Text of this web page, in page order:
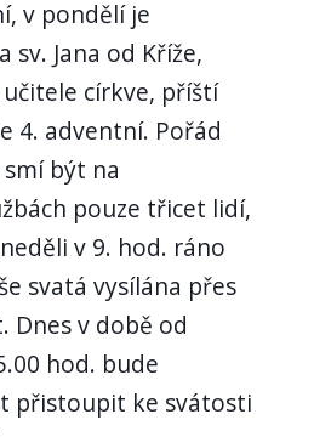
v pondělí je
sv. Jana od Kříže,
učitele církve, příští
4. adventní. Pořád
být na
pouze třicet lidí,
v 9. hod. ráno
svatá vysílána přes
Dnes v době od
hod. bude
přistoupit ke svátosti